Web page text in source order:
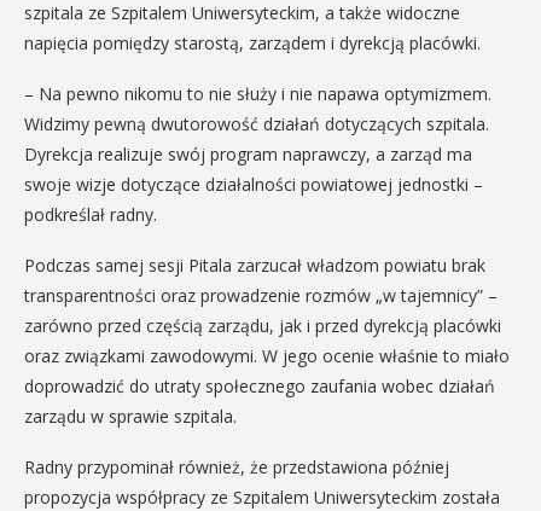
szpitala ze Szpitalem Uniwersyteckim, a także widoczne
napięcia pomiędzy starostą, zarządem i dyrekcją placówki.
– Na pewno nikomu to nie służy i nie napawa optymizmem.
Widzimy pewną dwutorowość działań dotyczących szpitala.
Dyrekcja realizuje swój program naprawczy, a zarząd ma
swoje wizje dotyczące działalności powiatowej jednostki –
podkreślał radny.
Podczas samej sesji Pitala zarzucał władzom powiatu brak
transparentności oraz prowadzenie rozmów „w tajemnicy” –
zarówno przed częścią zarządu, jak i przed dyrekcją placówki
oraz związkami zawodowymi. W jego ocenie właśnie to miało
doprowadzić do utraty społecznego zaufania wobec działań
zarządu w sprawie szpitala.
Radny przypominał również, że przedstawiona później
propozycja współpracy ze Szpitalem Uniwersyteckim została